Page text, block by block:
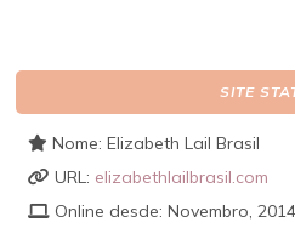
SITE
Nome: Elizabeth Lail Brasil
URL: elizabethlailbrasil.com
Online desde: Novembro, 2014